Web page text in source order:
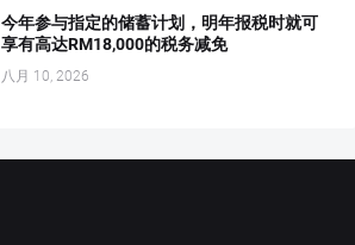
今年参与指定的储蓄计划，明年报税时就可
享有高达RM18,000的税务减免
八月 10, 2026